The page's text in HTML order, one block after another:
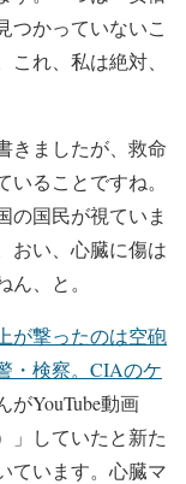
つかっていないこ
れ、私は絶対、
きましたが、救命
ることですね。
の国民が視ていま
おい、心臓に傷は
、と。
が撃ったのは空砲
・検察。CIAのケ
がYouTube動画
」していたと新た
ています。心臓マ